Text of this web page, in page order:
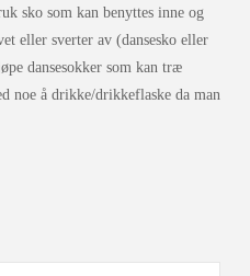
sko som kan benyttes inne og
eller sverter av (dansesko eller
dansesokker som kan træ
noe å drikke/drikkeflaske da man